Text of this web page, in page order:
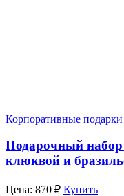
Корпоративные подарки
Подарочный набор
клюквой и
Цена: 870 ₽ Купить